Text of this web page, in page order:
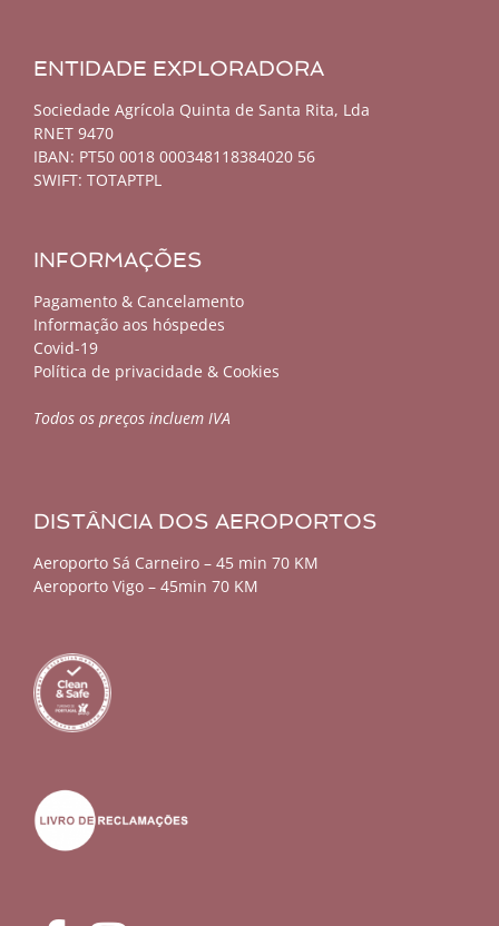
ENTIDADE EXPLORADORA
Sociedade Agrícola Quinta de Santa Rita, Lda
RNET 9470
IBAN: PT50 0018 000348118384020 56
SWIFT: TOTAPTPL
INFORMAÇÕES
Pagamento & Cancelamento
Informação aos hóspedes
Covid-19
Política de privacidade & Cookies
Todos os preços incluem IVA
DISTÂNCIA DOS AEROPORTOS
Aeroporto Sá Carneiro – 45 min 70 KM
Aeroporto Vigo – 45min 70 KM